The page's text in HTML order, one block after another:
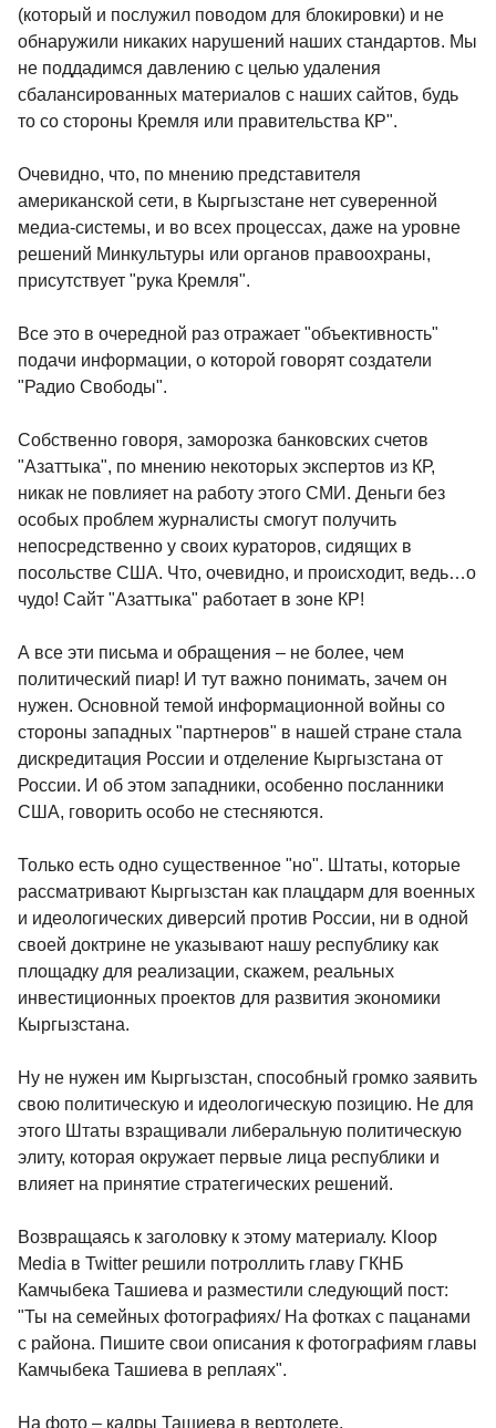
(который и послужил поводом для блокировки) и не
обнаружили никаких нарушений наших стандартов. Мы
не поддадимся давлению с целью удаления
сбалансированных материалов с наших сайтов, будь
то со стороны Кремля или правительства КР".
Очевидно, что, по мнению представителя
американской сети, в Кыргызстане нет суверенной
медиа-системы, и во всех процессах, даже на уровне
решений Минкультуры или органов правоохраны,
присутствует "рука Кремля".
Все это в очередной раз отражает "объективность"
подачи информации, о которой говорят создатели
"Радио Свободы".
Собственно говоря, заморозка банковских счетов
"Азаттыка", по мнению некоторых экспертов из КР,
никак не повлияет на работу этого СМИ. Деньги без
особых проблем журналисты смогут получить
непосредственно у своих кураторов, сидящих в
посольстве США. Что, очевидно, и происходит, ведь…о
чудо! Сайт "Азаттыка" работает в зоне КР!
А все эти письма и обращения – не более, чем
политический пиар! И тут важно понимать, зачем он
нужен. Основной темой информационной войны со
стороны западных "партнеров" в нашей стране стала
дискредитация России и отделение Кыргызстана от
России. И об этом западники, особенно посланники
США, говорить особо не стесняются.
Только есть одно существенное "но". Штаты, которые
рассматривают Кыргызстан как плацдарм для военных
и идеологических диверсий против России, ни в одной
своей доктрине не указывают нашу республику как
площадку для реализации, скажем, реальных
инвестиционных проектов для развития экономики
Кыргызстана.
Ну не нужен им Кыргызстан, способный громко заявить
свою политическую и идеологическую позицию. Не для
этого Штаты взращивали либеральную политическую
элиту, которая окружает первые лица республики и
влияет на принятие стратегических решений.
Возвращаясь к заголовку к этому материалу. Kloop
Media в Twitter решили потроллить главу ГКНБ
Камчыбека Ташиева и разместили следующий пост:
"Ты на семейных фотографиях/ На фотках с пацанами
с района. Пишите свои описания к фотографиям главы
Камчыбека Ташиева в реплаях".
На фото – кадры Ташиева в вертолете,